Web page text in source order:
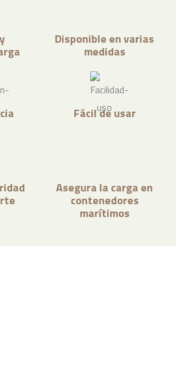
Disponible en varias
medidas
Fácil de usar
Asegura la carga en
contenedores
marítimos